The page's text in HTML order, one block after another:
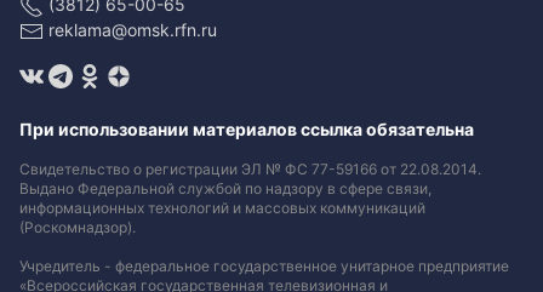
reklama@omsk.rfn.ru
При использовании материалов ссылка обязательна
Свидетельство о регистрации ЭЛ № ФС 77-59166 от 22.08.2014.
Выдано Федеральной службой по надзору в сфере связи,
информационных технологий и массовых коммуникаций
(Роскомнадзор).
Учредитель - федеральное государственное унитарное предприятие
«Всероссийская государственная телевизионная и